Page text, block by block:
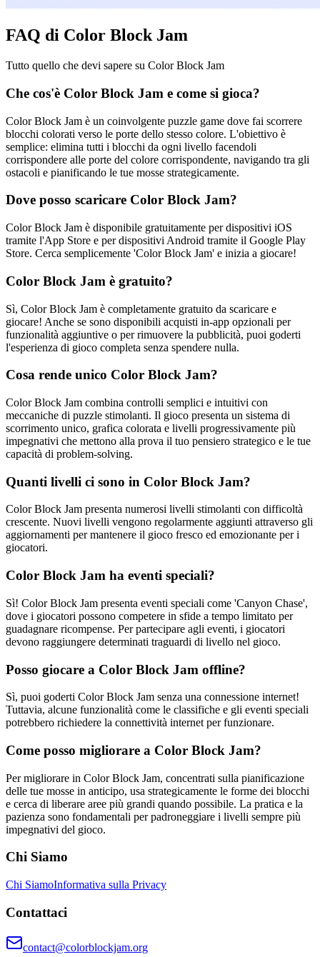
FAQ di Color Block Jam
Tutto quello che devi sapere su Color Block Jam
Che cos'è Color Block Jam e come si gioca?
Color Block Jam è un coinvolgente puzzle game dove fai scorrere
blocchi colorati verso le porte dello stesso colore. L'obiettivo è
semplice: elimina tutti i blocchi da ogni livello facendoli
corrispondere alle porte del colore corrispondente, navigando tra gli
ostacoli e pianificando le tue mosse strategicamente.
Dove posso scaricare Color Block Jam?
Color Block Jam è disponibile gratuitamente per dispositivi iOS
tramite l'App Store e per dispositivi Android tramite il Google Play
Store. Cerca semplicemente 'Color Block Jam' e inizia a giocare!
Color Block Jam è gratuito?
Sì, Color Block Jam è completamente gratuito da scaricare e
giocare! Anche se sono disponibili acquisti in-app opzionali per
funzionalità aggiuntive o per rimuovere la pubblicità, puoi goderti
l'esperienza di gioco completa senza spendere nulla.
Cosa rende unico Color Block Jam?
Color Block Jam combina controlli semplici e intuitivi con
meccaniche di puzzle stimolanti. Il gioco presenta un sistema di
scorrimento unico, grafica colorata e livelli progressivamente più
impegnativi che mettono alla prova il tuo pensiero strategico e le tue
capacità di problem-solving.
Quanti livelli ci sono in Color Block Jam?
Color Block Jam presenta numerosi livelli stimolanti con difficoltà
crescente. Nuovi livelli vengono regolarmente aggiunti attraverso gli
aggiornamenti per mantenere il gioco fresco ed emozionante per i
giocatori.
Color Block Jam ha eventi speciali?
Sì! Color Block Jam presenta eventi speciali come 'Canyon Chase',
dove i giocatori possono competere in sfide a tempo limitato per
guadagnare ricompense. Per partecipare agli eventi, i giocatori
devono raggiungere determinati traguardi di livello nel gioco.
Posso giocare a Color Block Jam offline?
Sì, puoi goderti Color Block Jam senza una connessione internet!
Tuttavia, alcune funzionalità come le classifiche e gli eventi speciali
potrebbero richiedere la connettività internet per funzionare.
Come posso migliorare a Color Block Jam?
Per migliorare in Color Block Jam, concentrati sulla pianificazione
delle tue mosse in anticipo, usa strategicamente le forme dei blocchi
e cerca di liberare aree più grandi quando possibile. La pratica e la
pazienza sono fondamentali per padroneggiare i livelli sempre più
impegnativi del gioco.
Chi Siamo
Chi SiamoInformativa sulla Privacy
Contattaci
contact@colorblockjam.org